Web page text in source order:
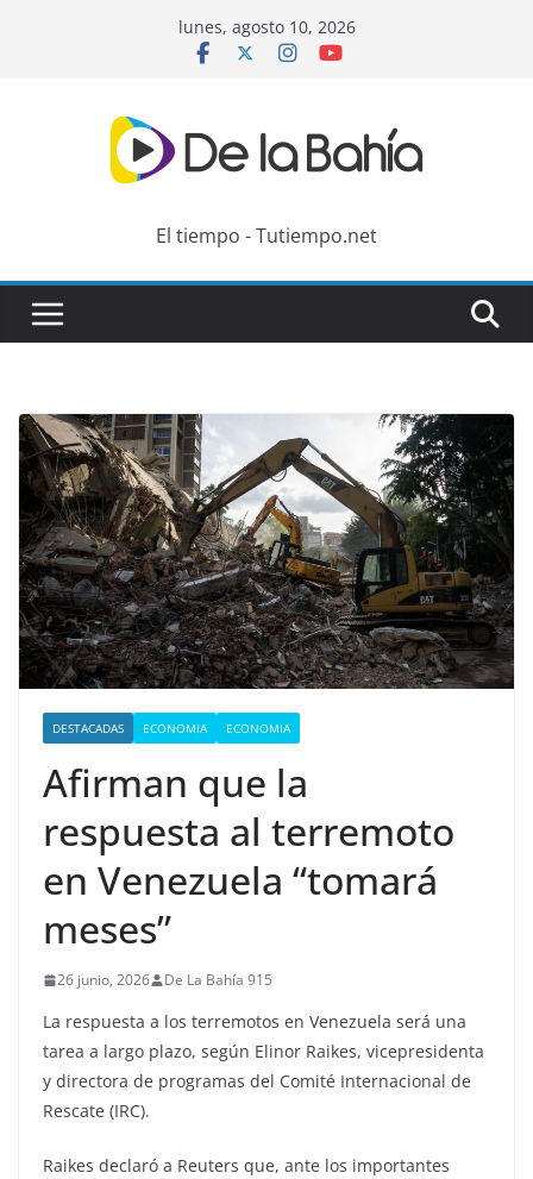
lunes, agosto 10, 2026
El tiempo - Tutiempo.net
DESTACADAS ECONOMIA ECONOMIA
Afirman que la
respuesta al terremoto
en Venezuela “tomará
meses”
26 junio, 2026 De La Bahía 915
La respuesta a los terremotos en Venezuela será una
tarea a largo plazo, según Elinor Raikes, vicepresidenta
y directora de programas del Comité Internacional de
Rescate (IRC).
Raikes declaró a Reuters que, ante los importantes